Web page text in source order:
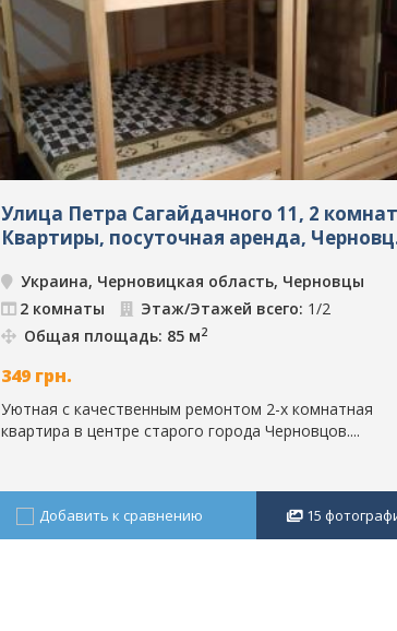
Улица Петра Сагайдачного 11, 2
Квартиры, посуточная аренда,
Украина, Черновицкая область, Черновцы
2 комнаты
Этаж/Этажей всего: 1/2
Общая площадь: 85 м2
349 грн.
Уютная с качественным ремонтом 2-х комнатная
квартира в центре старого города Черновцов....
Добавить к сравнению 15